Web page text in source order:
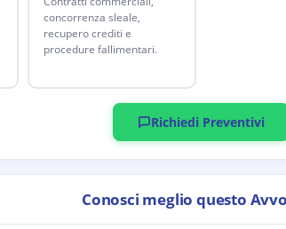
concorrenza sleale,
recupero crediti e
procedure fallimentari.
Richiedi Preventivi
Conosci meglio questo